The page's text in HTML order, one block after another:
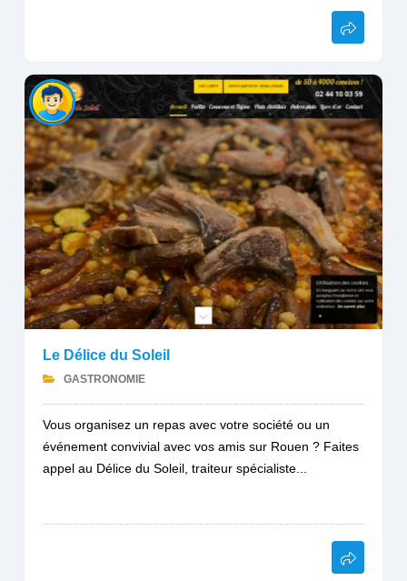
Le Délice du Soleil
GASTRONOMIE
Vous organisez un repas avec votre société ou un
événement convivial avec vos amis sur Rouen ? Faites
appel au Délice du Soleil, traiteur spécialiste...